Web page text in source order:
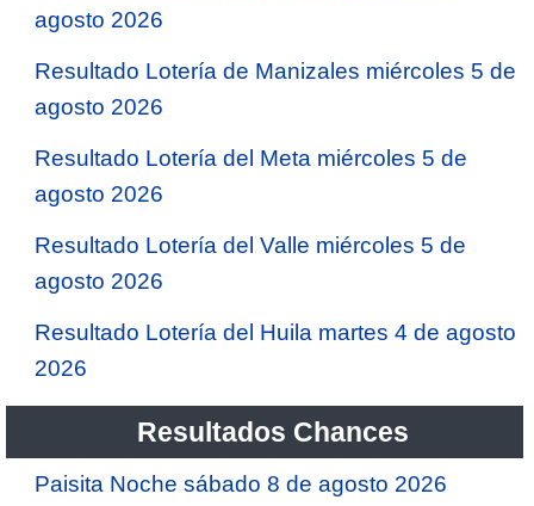
agosto 2026
Resultado Lotería de Manizales miércoles 5 de
agosto 2026
Resultado Lotería del Meta miércoles 5 de
agosto 2026
Resultado Lotería del Valle miércoles 5 de
agosto 2026
Resultado Lotería del Huila martes 4 de agosto
2026
Resultados Chances
Paisita Noche sábado 8 de agosto 2026